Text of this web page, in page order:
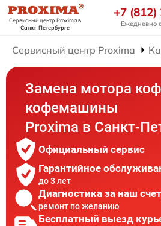
Сервисный центр Proximaв
Санкт-Петербурге
+7
Ежедневно
Сервисный центр Proxima
Замена мотора
кофемашины
Proxima в Санкт-
Официальный сервис
Гарантийное
до 3 лет
Диагностика за наш
ремонт по желанию
Бесплатный выезд